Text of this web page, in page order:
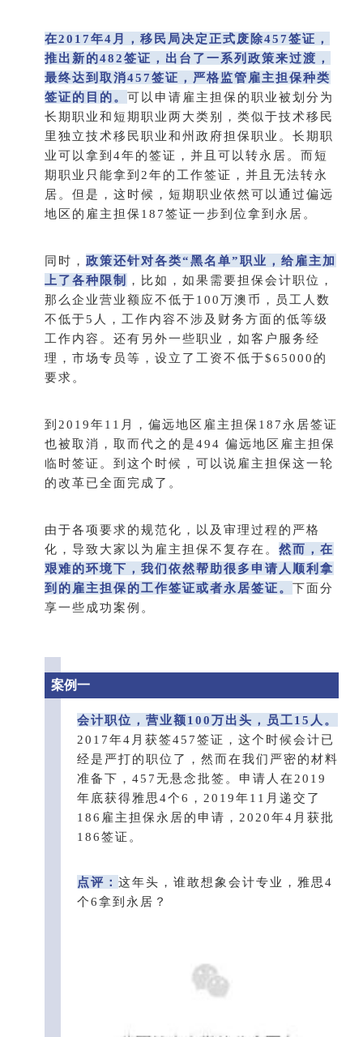
在2017年4月，移民局决定正式废除457签证，
推出新的482签证，出台了一系列政策来过渡，
最终达到取消457签证，严格监管雇主担保种类
签证的目的。 可以申请雇主担保的职业被划分为
长期职业和短期职业两大类别，类似于技术移民
里独立技术移民职业和州政府担保职业。长期职
业可以拿到4年的签证，并且可以转永居。而短
期职业只能拿到2年的工作签证，并且无法转永
居。但是，这时候，短期职业依然可以通过偏远
地区的雇主担保187签证一步到位拿到永居。
同时， 政策还针对各类“黑名单”职业，给雇主加
上了各种限制
，比如，如果需要担保会计职位，
那么企业营业额应不低于100万澳币，员工人数
不低于5人，工作内容不涉及财务方面的低等级
工作内容。还有另外一些职业，如客户服务经
理，市场专员等，设立了工资不低于$65000的
要求。
到2019年11月，偏远地区雇主担保187永居签证
也被取消，取而代之的是494 偏远地区雇主担保
临时签证。到这个时候，可以说雇主担保这一轮
的改革已全面完成了。
由于各项要求的规范化，以及审理过程的严格
化，导致大家以为雇主担保不复存在。 然而，在
艰难的环境下，我们依然帮助很多申请人顺利拿
到的雇主担保的工作签证或者永居签证。 下面分
享一些成功案例。
案例一
会计职位，营业额100万出头，员工15人。
2017年4月获签457签证，这个时候会计已
经是严打的职位了，然而在我们严密的材料
准备下，457无悬念批签。申请人在2019
年底获得雅思4个6，2019年11月递交了
186雇主担保永居的申请，2020年4月获批
186签证。
点评： 这年头，谁敢想象会计专业，雅思4
个6拿到永居？